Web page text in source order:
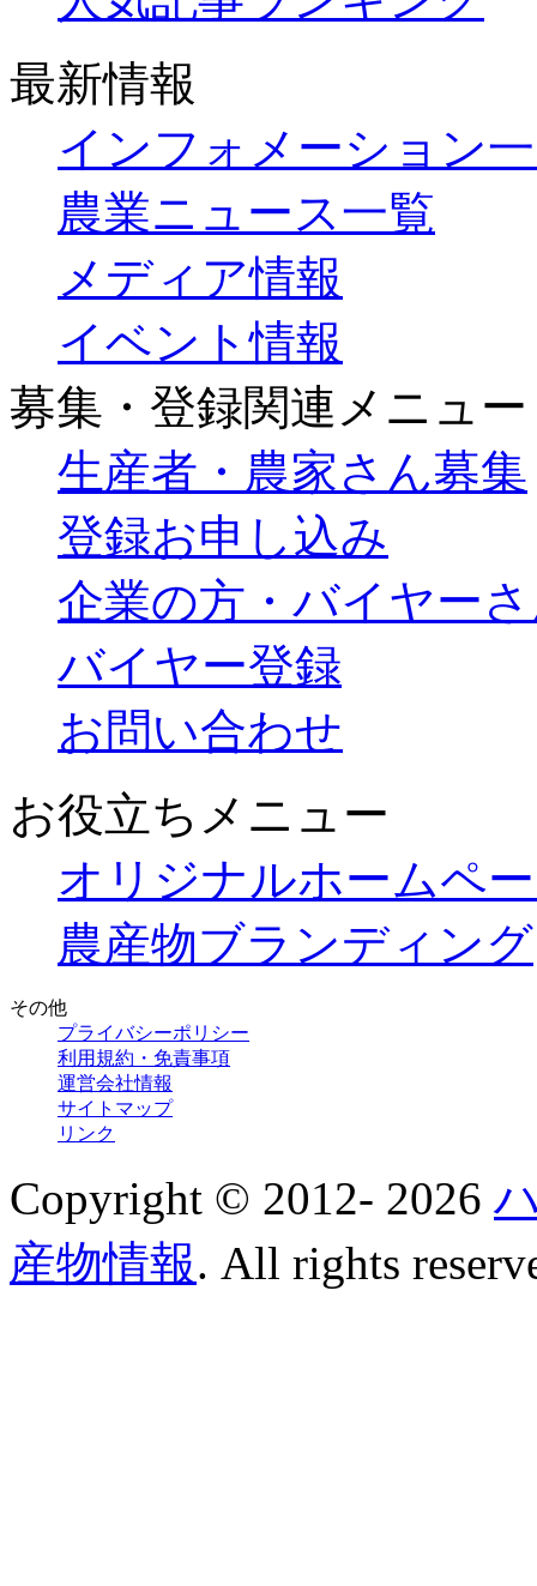
最新情報
インフォメーション
農業ニュース一覧
メディア情報
イベント情報
募集・登録関連メニュー
生産者・農家さん募集
登録お申し込み
企業の方・バイヤー
バイヤー登録
お問い合わせ
お役立ちメニュー
オリジナルホームペ
農産物ブランディング
その他
プライバシーポリシー
利用規約・免責事項
運営会社情報
サイトマップ
リンク
Copyright © 2012- 2026
産物情報. All rights